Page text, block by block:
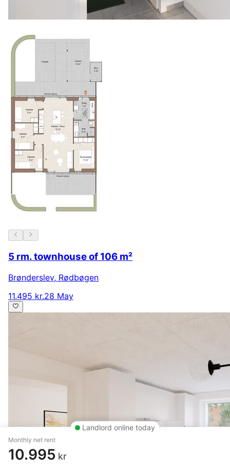
Landlord online today
Monthly net rent
10.995 kr
5 rm. townhouse of 106 m²
Brønderslev, Rødbøgen
11.495 kr.28 May